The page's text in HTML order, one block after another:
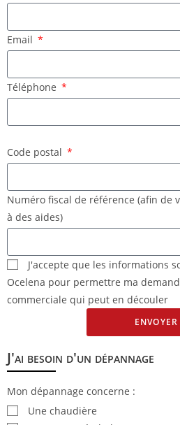
Email
Téléphone
Code postal
Numéro fiscal de référence (afin de
à des aides)
J'accepte que les informations
Ocelena pour permettre ma
commerciale qui peut en découler
ENVOYER
J'ai besoin d'un dépannage
Mon dépannage concerne :
Une chaudière